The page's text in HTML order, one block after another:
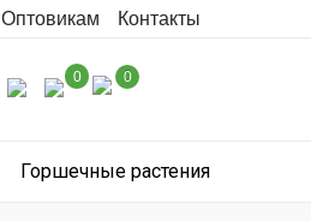
Оптовикам Контакты
0 0
Горшечные растения